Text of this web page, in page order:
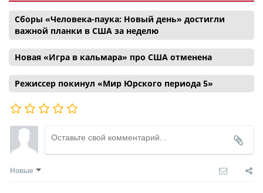
Сборы «Человека-паука: Новый день» достигли
важной планки в США за неделю
Новая «Игра в кальмара» про США отменена
Режиссер покинул «Мир Юрского периода 5»
Новые